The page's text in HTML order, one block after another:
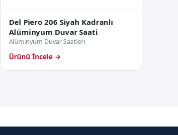
Del Piero 206 Siyah Kadranlı
Alüminyum Duvar Saati
Alüminyum Duvar Saatleri
Ürünü İncele →